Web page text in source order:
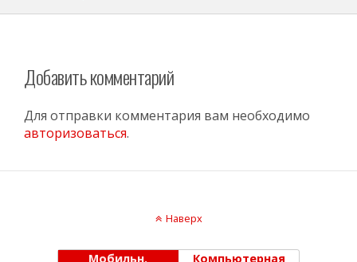
Добавить комментарий
Для отправки комментария вам необходимо
авторизоваться.
Наверх
Мобильн. Компьютерная